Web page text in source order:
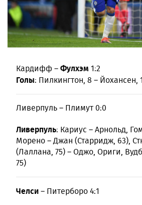
Кардифф –Фулхэм 1:2
Голы: Пилкингтон, 8 – Йохансен,
Ливерпуль – Плимут 0:0
Ливерпуль: Кариус – Арнольд,
Морено – Джан (Старридж, 63),
(Лаллана, 75) – Оджо, Ориги,
75)
Челси– Питерборо 4:1